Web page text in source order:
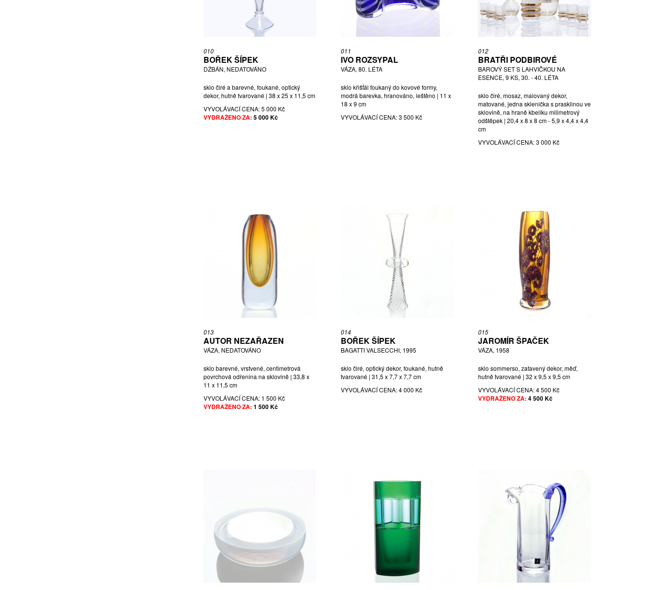
010
BOŘEK ŠÍPEK
DŽBÁN, NEDATOVÁNO
sklo čiré a barevné, foukané, optický
dekor, hutně tvarované | 38 x 25 x 11,5 cm
VYVOLÁVACÍ CENA:5 000 Kč
VYDRAŽENO ZA: 5 000 Kč
011
IVO ROZSYPAL
VÁZA, 80. LÉTA
sklo křišťál foukaný do kovové formy,
modrá barevka, hranováno, leštěno | 11 x
18 x 9 cm
VYVOLÁVACÍ CENA:3 500 Kč
012
BRATŘI PODBIROVÉ
BAROVÝ SET S LAHVIČKOU NA
ESENCE, 9 KS, 30. - 40. LÉTA
sklo čiré, mosaz, malovaný dekor,
matované, jedna sklenička s prasklinou ve
sklovině, na hraně kbelíku milimetrový
odštěpek | 20,4 x 8 x 8 cm - 5,9 x 4,4 x 4,4
cm
VYVOLÁVACÍ CENA:3 000 Kč
013
AUTOR NEZAŘAZEN
VÁZA, NEDATOVÁNO
sklo barevné, vrstvené, centimetrová
povrchová odřenina na sklovině | 33,8 x
11 x 11,5 cm
VYVOLÁVACÍ CENA: 1 500 Kč
VYDRAŽENO ZA: 1 500 Kč
014
BOŘEK ŠÍPEK
BAGATTI VALSECCHI, 1995
sklo čiré, optický dekor, foukané, hutně
tvarované | 31,5 x 7,7 x 7,7 cm
VYVOLÁVACÍ CENA:4 000 Kč
015
JAROMÍR ŠPAČEK
VÁZA, 1958
sklo sommerso, zatavený dekor, měď,
hutně tvarované | 32 x 9,5 x 9,5 cm
VYVOLÁVACÍ CENA:4 500 Kč
VYDRAŽENO ZA: 4 500 Kč